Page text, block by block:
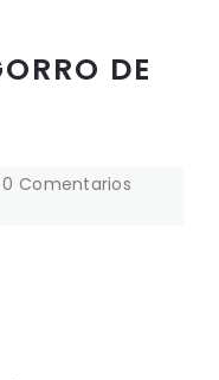
DE
0 Comentarios